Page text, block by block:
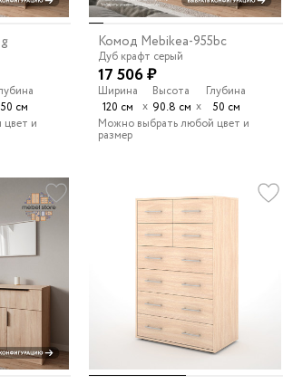
50 см
и
Комод Mebikea-955bc
Дуб крафт серый
17 506 ₽
Ширина
120 см
х
Высота
90.8 см х
Глубина
50 см
Можно выбрать любой цвет и
размер